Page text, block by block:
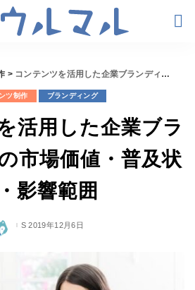
> コンテンツを活用した企業ブランディングの市場価値・普及状況・影響範囲
ツ制作 ブランディング
活用した企業ブラ
市場価値・普及状
影響範囲
2019年12月6日